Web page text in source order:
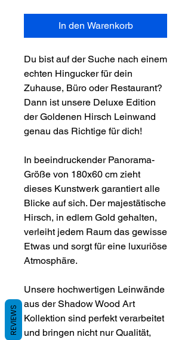
In den Warenkorb
Du bist auf der Suche nach einem
echten Hingucker für dein
Zuhause, Büro oder Restaurant?
Dann ist unsere Deluxe Edition
der Goldenen Hirsch Leinwand
genau das Richtige für dich!
In beeindruckender Panorama-
Größe von 180x60 cm zieht
dieses Kunstwerk garantiert alle
Blicke auf sich. Der majestätische
Hirsch, in edlem Gold gehalten,
verleiht jedem Raum das gewisse
Etwas und sorgt für eine luxuriöse
Atmosphäre.
Unsere hochwertigen Leinwände
aus der Shadow Wood Art
Kollektion sind perfekt verarbeitet
und bringen nicht nur Qualität,
REVIEWS